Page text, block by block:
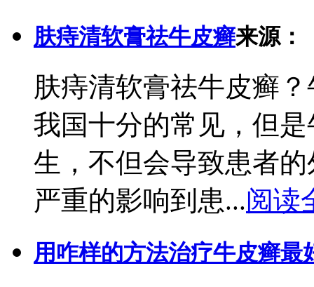
肤痔清软膏祛牛皮癣来源：
肤痔清软膏祛牛皮癣
我国十分的常见，但
生，不但会导致患者
严重的影响到患...阅读
用咋样的方法治疗牛皮癣最